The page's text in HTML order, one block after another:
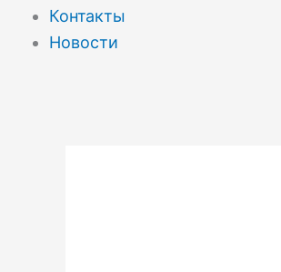
Контакты
Новости